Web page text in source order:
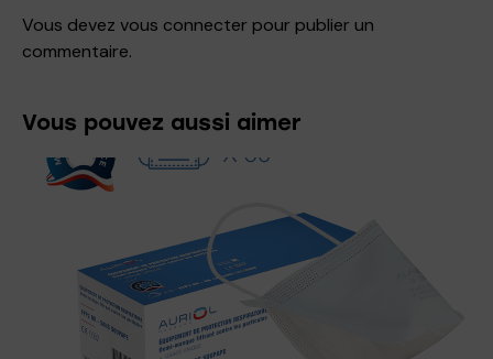
Vous devez vous connecter pour publier un
commentaire.
Vous pouvez aussi aimer